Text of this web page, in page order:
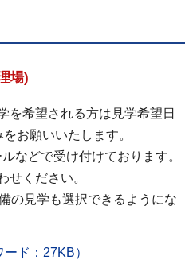
場)
を希望される方は見学希望日
お願いいたします。
などで受け付けております。
せください。
の見学も選択できるようにな
ド：27KB）